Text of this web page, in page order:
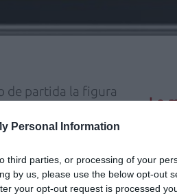
Personal Information
third parties, or processing of your
by us, please use the below opt-out
your opt-out request is processed
de partida la figura
De este
producto, Espididol,
de afrontarlo y
comunes: lumbar,
Lo
No